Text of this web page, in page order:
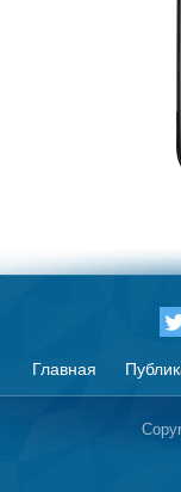
Главная